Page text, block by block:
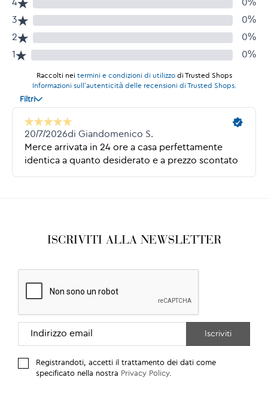
ISCRIVITI ALLA NEWSLETTER
Registrandoti, accetti il trattamento dei dati come
specificato nella nostra Privacy Policy.